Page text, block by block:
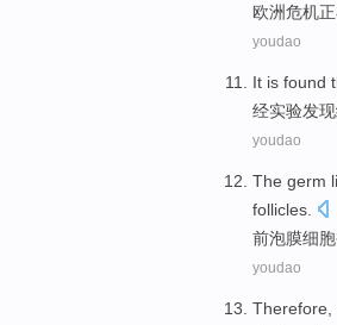
欧洲危机
youdao
It is found
经实验发现
youdao
The germ
follicles
前泡膜细胞
youdao
Therefore